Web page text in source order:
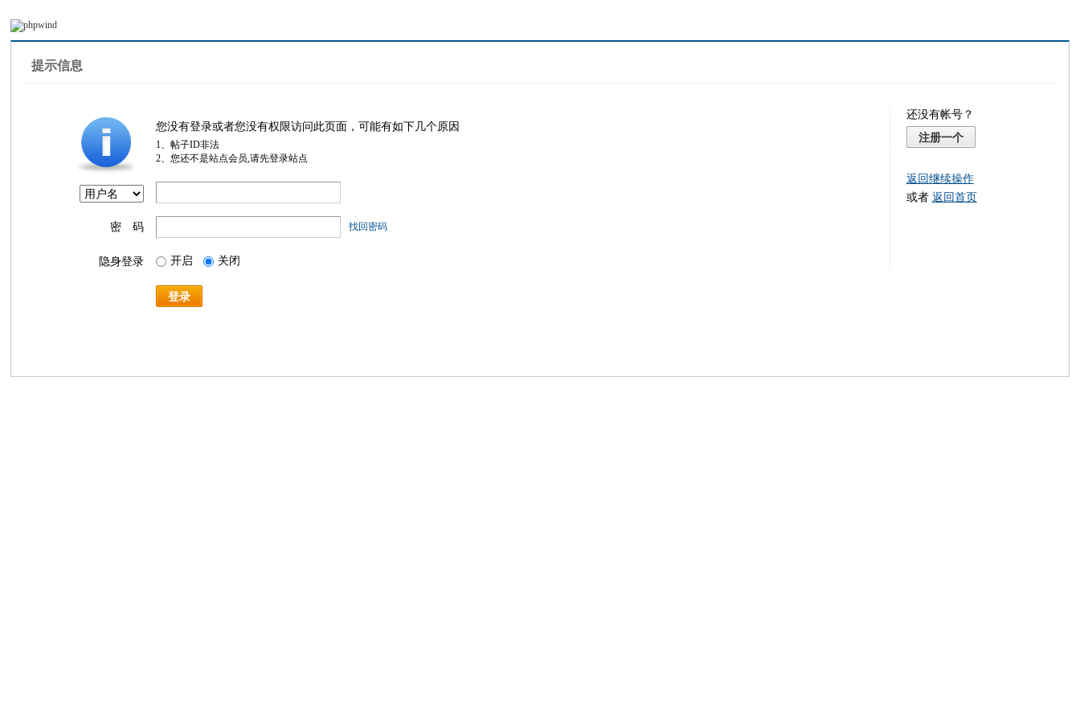
提示信息
您没有登录或者您没有权限访问此页面，可能有如下几个原因
1、帖子ID非法
2、您还不是站点会员,请先登录站点
密 码 找回密码
隐身登录 开启 关闭
登录
还没有帐号？
注册一个
返回继续操作
或者 返回首页